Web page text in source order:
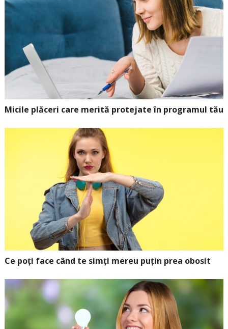
Micile plăceri care merită protejate în programul tău
Ce poți face când te simți mereu puțin prea obosit